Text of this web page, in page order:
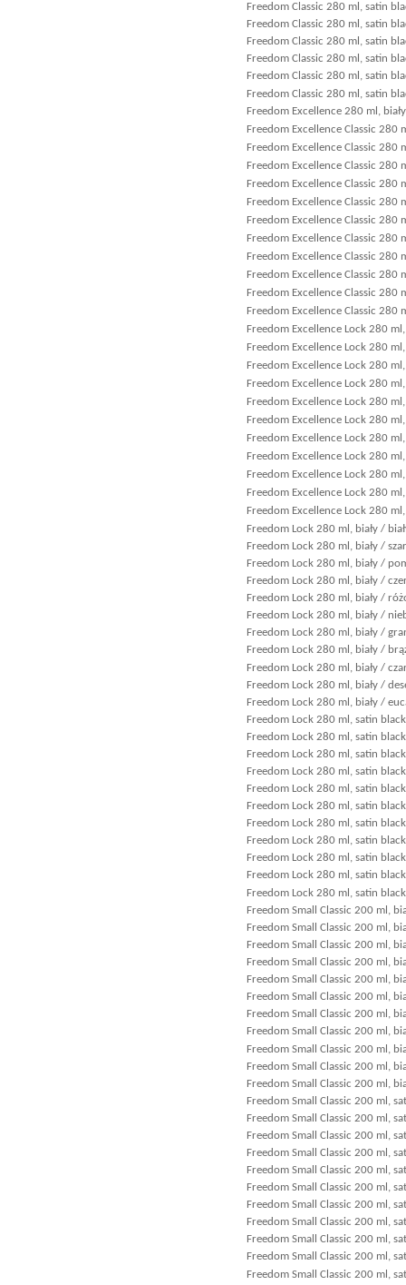
Freedom Classic 280 ml, satin
Freedom Classic 280 ml, satin
Freedom Classic 280 ml, satin
Freedom Classic 280 ml, satin
Freedom Classic 280 ml, satin
Freedom Classic 280 ml, satin
Freedom Excellence 280 ml, biały
Freedom Excellence Classic 280
Freedom Excellence Classic 280
Freedom Excellence Classic 280
Freedom Excellence Classic 280
Freedom Excellence Classic 280
Freedom Excellence Classic 280
Freedom Excellence Classic 280
Freedom Excellence Classic 280
Freedom Excellence Classic 280
Freedom Excellence Classic 280
Freedom Excellence Classic 280
Freedom Excellence Lock 280 ml,
Freedom Excellence Lock 280
Freedom Excellence Lock 280
Freedom Excellence Lock 280
Freedom Excellence Lock 280
Freedom Excellence Lock 280
Freedom Excellence Lock 280
Freedom Excellence Lock 280
Freedom Excellence Lock 280
Freedom Excellence Lock 280
Freedom Excellence Lock 280
Freedom Lock 280 ml, biały /
Freedom Lock 280 ml, biały /
Freedom Lock 280 ml, biały /
Freedom Lock 280 ml, biały /
Freedom Lock 280 ml, biały /
Freedom Lock 280 ml, biały /
Freedom Lock 280 ml, biały /
Freedom Lock 280 ml, biały /
Freedom Lock 280 ml, biały /
Freedom Lock 280 ml, biały /
Freedom Lock 280 ml, biały /
Freedom Lock 280 ml, satin
Freedom Lock 280 ml, satin
Freedom Lock 280 ml, satin
Freedom Lock 280 ml, satin
Freedom Lock 280 ml, satin
Freedom Lock 280 ml, satin
Freedom Lock 280 ml, satin
Freedom Lock 280 ml, satin
Freedom Lock 280 ml, satin
Freedom Lock 280 ml, satin
Freedom Lock 280 ml, satin
Freedom Small Classic 200 ml,
Freedom Small Classic 200 ml,
Freedom Small Classic 200 ml,
Freedom Small Classic 200 ml,
Freedom Small Classic 200 ml,
Freedom Small Classic 200 ml,
Freedom Small Classic 200 ml,
Freedom Small Classic 200 ml,
Freedom Small Classic 200 ml,
Freedom Small Classic 200 ml,
Freedom Small Classic 200 ml,
Freedom Small Classic 200 ml,
Freedom Small Classic 200 ml,
Freedom Small Classic 200 ml,
Freedom Small Classic 200 ml,
Freedom Small Classic 200 ml,
Freedom Small Classic 200 ml,
Freedom Small Classic 200 ml,
Freedom Small Classic 200 ml,
Freedom Small Classic 200 ml,
Freedom Small Classic 200 ml,
Freedom Small Classic 200 ml,